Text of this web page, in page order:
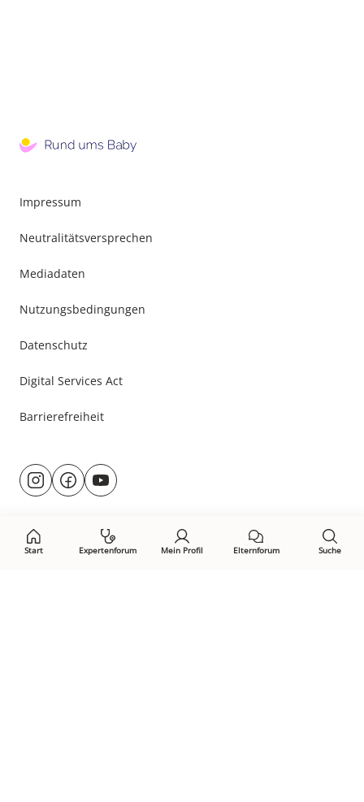
Start Expertenforum Mein Profil Elternforum Suche
Impressum
Neutralitätsversprechen
Mediadaten
Nutzungsbedingungen
Datenschutz
Digital Services Act
Barrierefreiheit
Besuche
uns@rund.ums.baby
facebook.com/rundumsbaby.de
youtube.com/@rundumsbaby_